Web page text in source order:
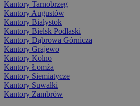
Kantory Tarnobrzeg
Kantory Augustów
Kantory Białystok
Kantory Bielsk Podlaski
Kantory Dąbrowa Górnicza
Kantory Grajewo
Kantory Kolno
Kantory Łomża
Kantory Siemiatycze
Kantory Suwałki
Kantory Zambrów